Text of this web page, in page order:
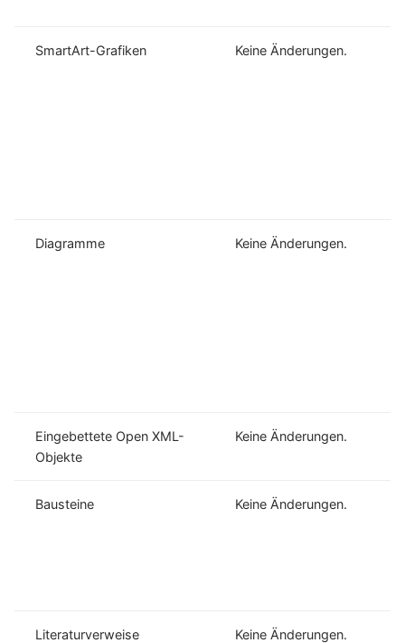
SmartArt-Grafiken Keine Änderungen.
Diagramme Keine Änderungen.
Eingebettete Open XML-
Objekte
Keine Änderungen.
Bausteine Keine Änderungen.
Literaturverweise Keine Änderungen.